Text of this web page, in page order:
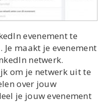
evenement te
maakt je evenement
netwerk.
om je netwerk uit te
over jouw
je jouw evenement